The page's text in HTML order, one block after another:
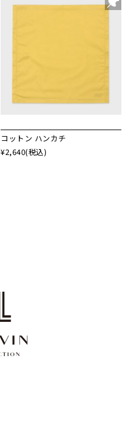
コットン ハンカチ
¥2,640(税込)